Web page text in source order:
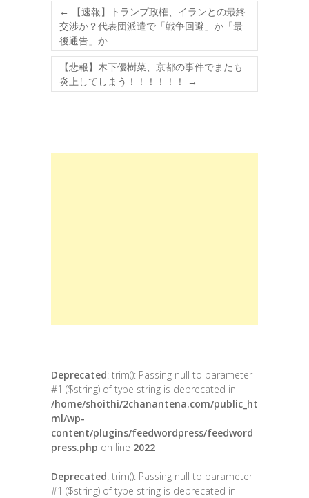
←
【速報】トランプ政権、イランとの最終
交渉か？代表団派遣で「戦争回避」か「最
後通告」か
【悲報】木下優樹菜、京都の事件でまたも
炎上してしまう！！！！！！
→
Deprecated: trim(): Passing null to parameter
#1 ($string) of type string is deprecated in
/home/shoithi/2chanantena.com/public_ht
ml/wp-
content/plugins/feedwordpress/feedword
press.php on line 2022
Deprecated: trim(): Passing null to parameter
#1 ($string) of type string is deprecated in